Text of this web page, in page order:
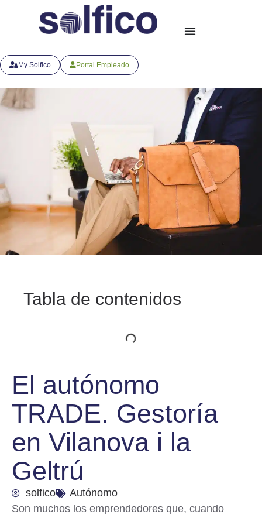
My Solfico Portal Empleado
Tabla de contenidos
El autónomo
TRADE. Gestoría
en Vilanova i la
Geltrú
solfico
Autónomo
Son muchos los emprendedores que, cuando